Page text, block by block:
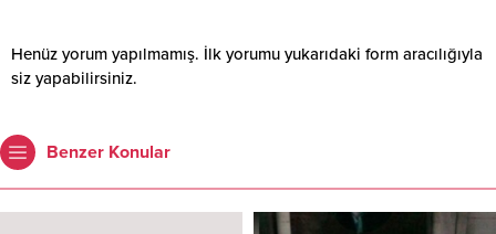
Henüz yorum yapılmamış. İlk yorumu yukarıdaki form aracılığıyla
siz yapabilirsiniz.
Benzer Konular